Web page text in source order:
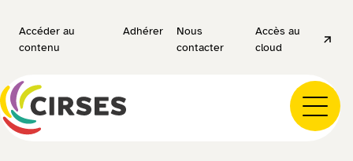
Accéder au
contenu
Adhérer
Nous
contacter
Accès au
cloud